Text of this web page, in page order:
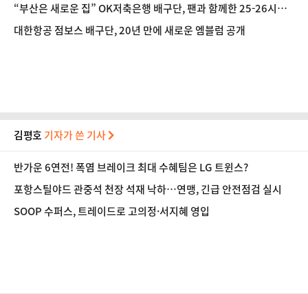
“부산은 새로운 집” OK저축은행 배구단, 팬과 함께한 25-26시즌
출정식 성료
대한항공 점보스 배구단, 20년 만에 새로운 엠블럼 공개
김평호 기자가 쓴 기사
반가운 6연전! 폭염 브레이크 최대 수혜팀은 LG 트윈스?
포항스틸야드 관중석 천장 석재 낙하…연맹, 긴급 안전점검 실시
SOOP 수퍼스, 트레이드로 고의정·서지혜 영입